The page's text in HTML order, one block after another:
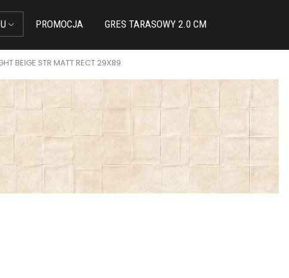
PROMOCJA GRES TARASOWY 2.0 CM
BEIGE STR MATT RECT 29X89